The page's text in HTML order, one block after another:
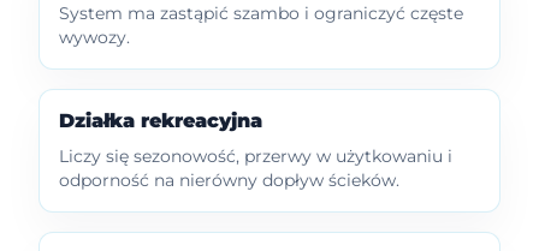
System ma zastąpić szambo i ograniczyć częste
wywozy.
Działka rekreacyjna
Liczy się sezonowość, przerwy w użytkowaniu i
odporność na nierówny dopływ ścieków.